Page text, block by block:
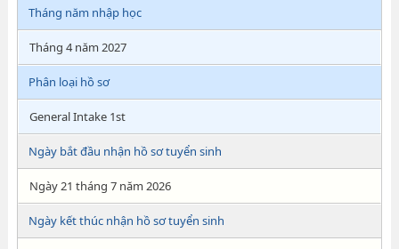
Tháng năm nhập học
Tháng 4 năm 2027
Phân loại hồ sơ
General Intake 1st
Ngày bắt đầu nhận hồ sơ tuyển sinh
Ngày 21 tháng 7 năm 2026
Ngày kết thúc nhận hồ sơ tuyển sinh